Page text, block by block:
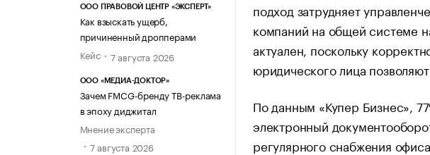
ООО ПРАВОВОЙ ЦЕНТР «ЭКСПЕРТ»
Как взыскать ущерб,
причиненный дропперами
Кейс
7 августа 2026
ООО «МЕДИА-ДОКТОР»
Зачем FMCG-бренду ТВ-реклама
в эпоху диджитал
Мнение эксперта
7 августа 2026
подход затрудняет
компаний на общей системе
актуален, поскольку
юридического лица
По данным «Купер Бизнес»,
электронный
регулярного снабжения